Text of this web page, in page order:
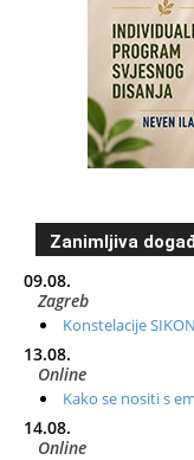
Zanimljiva
09.08.
Zagreb
Konstelacije
13.08.
Online
Kako se nositi s
14.08.
Online